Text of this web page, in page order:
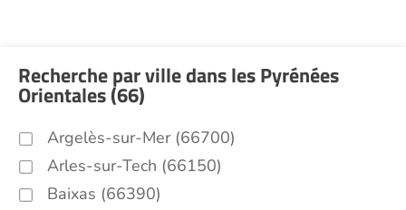
Recherche par ville dans les Pyrénées
Orientales (66)
Argelès-sur-Mer (66700)
Arles-sur-Tech (66150)
Baixas (66390)